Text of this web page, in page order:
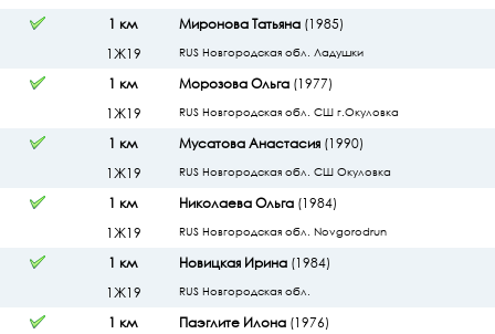
1 км
1Ж19
Миронова Татьяна(1985)
RUS Новгородская обл. Ладушки
1 км
1Ж19
Морозова Ольга(1977)
RUS Новгородская обл. СШ г.Окуловка
1 км
1Ж19
Мусатова Анастасия(1990)
RUS Новгородская обл. СШ Окуловка
1 км
1Ж19
Николаева Ольга(1984)
RUS Новгородская обл. Novgorodrun
1 км
1Ж19
Новицкая Ирина(1984)
RUS Новгородская обл.
1 км
Паэглите Илона(1976)